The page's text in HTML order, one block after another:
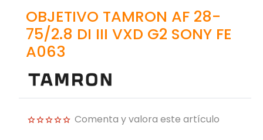
OBJETIVO TAMRON AF 28-
75/2.8 DI III VXD G2 SONY FE
A063
Comenta y valora este artículo